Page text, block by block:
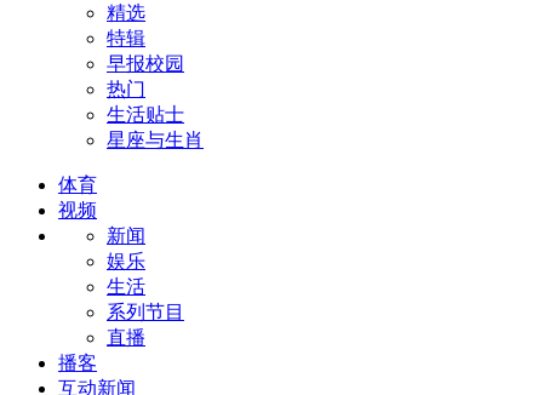
精选
特辑
早报校园
热门
生活贴士
星座与生肖
体育
视频
新闻
娱乐
生活
系列节目
直播
播客
互动新闻